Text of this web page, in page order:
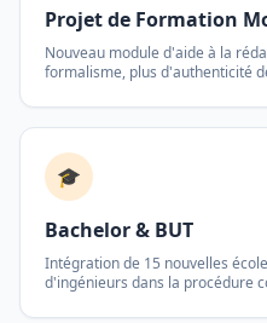
Projet de Formation
Nouveau module d'aide à la
formalisme, plus d'authenticité
🎓
Bachelor & BUT
Intégration de 15 nouvelles
d'ingénieurs dans la procédure